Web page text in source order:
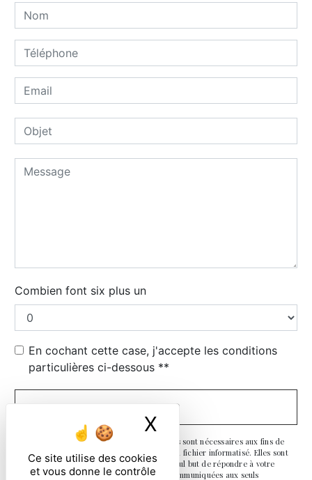
Ce site utilise des cookies
et vous donne le contrôle
X Masquer le
Combien font six plus un
En cochant cette case, j'accepte les conditions
particulières ci-dessous **
ENVOYER
** Les données personnelles communiquées sont nécessaires aux fins de
vous contacter et sont enregistrées dans un fichier informatisé. Elles sont
destinées à et ses sous-traitants dans le seul but de répondre à votre
message. Les données collectées seront communiquées aux seuls